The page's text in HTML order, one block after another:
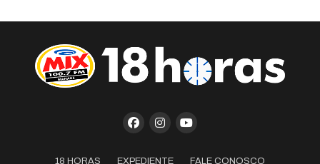
18 HORAS EXPEDIENTE FALE CONOSCO